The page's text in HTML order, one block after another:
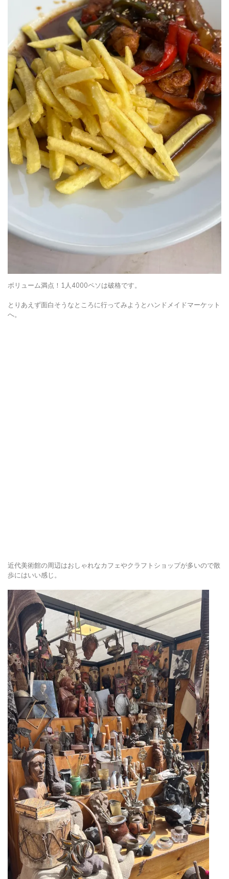
ボリューム満点！1人4000ペソは破格です。
とりあえず面白そうなところに行ってみようとハンドメイドマーケット
へ。
近代美術館の周辺はおしゃれなカフェやクラフトショップが多いので散
歩にはいい感じ。